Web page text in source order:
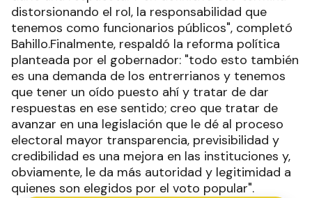
distorsionando el rol, la responsabilidad que
tenemos como funcionarios públicos", completó
Bahillo.Finalmente, respaldó la reforma política
planteada por el gobernador: "todo esto también
es una demanda de los entrerrianos y tenemos
que tener un oído puesto ahí y tratar de dar
respuestas en ese sentido; creo que tratar de
avanzar en una legislación que le dé al proceso
electoral mayor transparencia, previsibilidad y
credibilidad es una mejora en las instituciones y,
obviamente, le da más autoridad y legitimidad a
quienes son elegidos por el voto popular".